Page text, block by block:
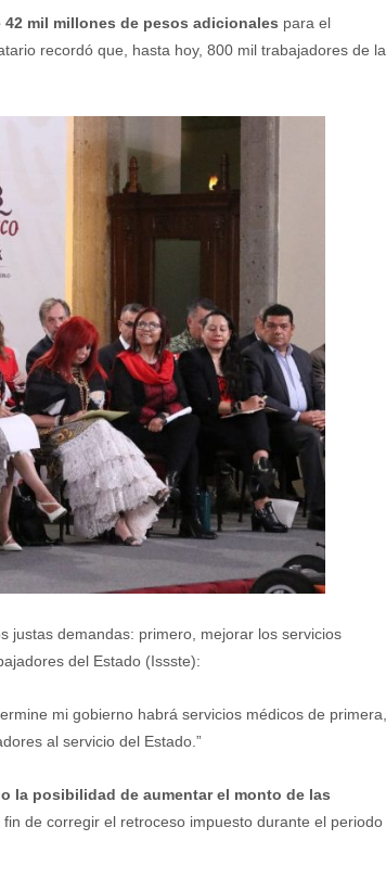
mil millones de pesos adicionales para el
recordó que, hasta hoy, 800 mil trabajadores de la
justas demandas: primero, mejorar los servicios
del Estado (Issste):
mi gobierno habrá servicios médicos de primera,
al servicio del Estado.”
la posibilidad de aumentar el monto de las
fin de corregir el retroceso impuesto durante el periodo